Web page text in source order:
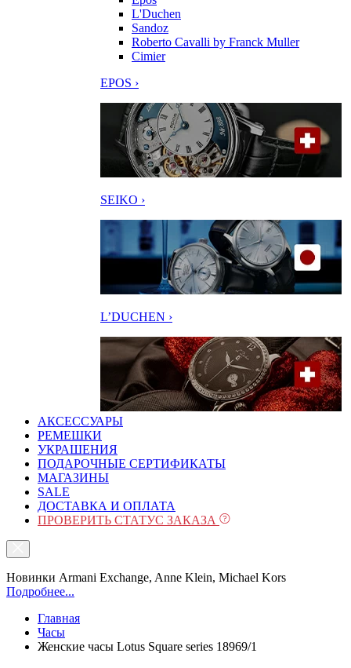
L'Duchen
Sandoz
Roberto Cavalli by Franck Muller
Cimier
EPOS ›
SEIKO ›
L’DUCHEN ›
АКСЕССУАРЫ
РЕМЕШКИ
УКРАШЕНИЯ
ПОДАРОЧНЫЕ СЕРТИФИКАТЫ
МАГАЗИНЫ
SALE
ДОСТАВКА И ОПЛАТА
ПРОВЕРИТЬ СТАТУС ЗАКАЗА
Новинки Armani Exchange, Anne Klein, Michael Kors
Подробнее...
Главная
Часы
Женские часы Lotus Square series 18969/1